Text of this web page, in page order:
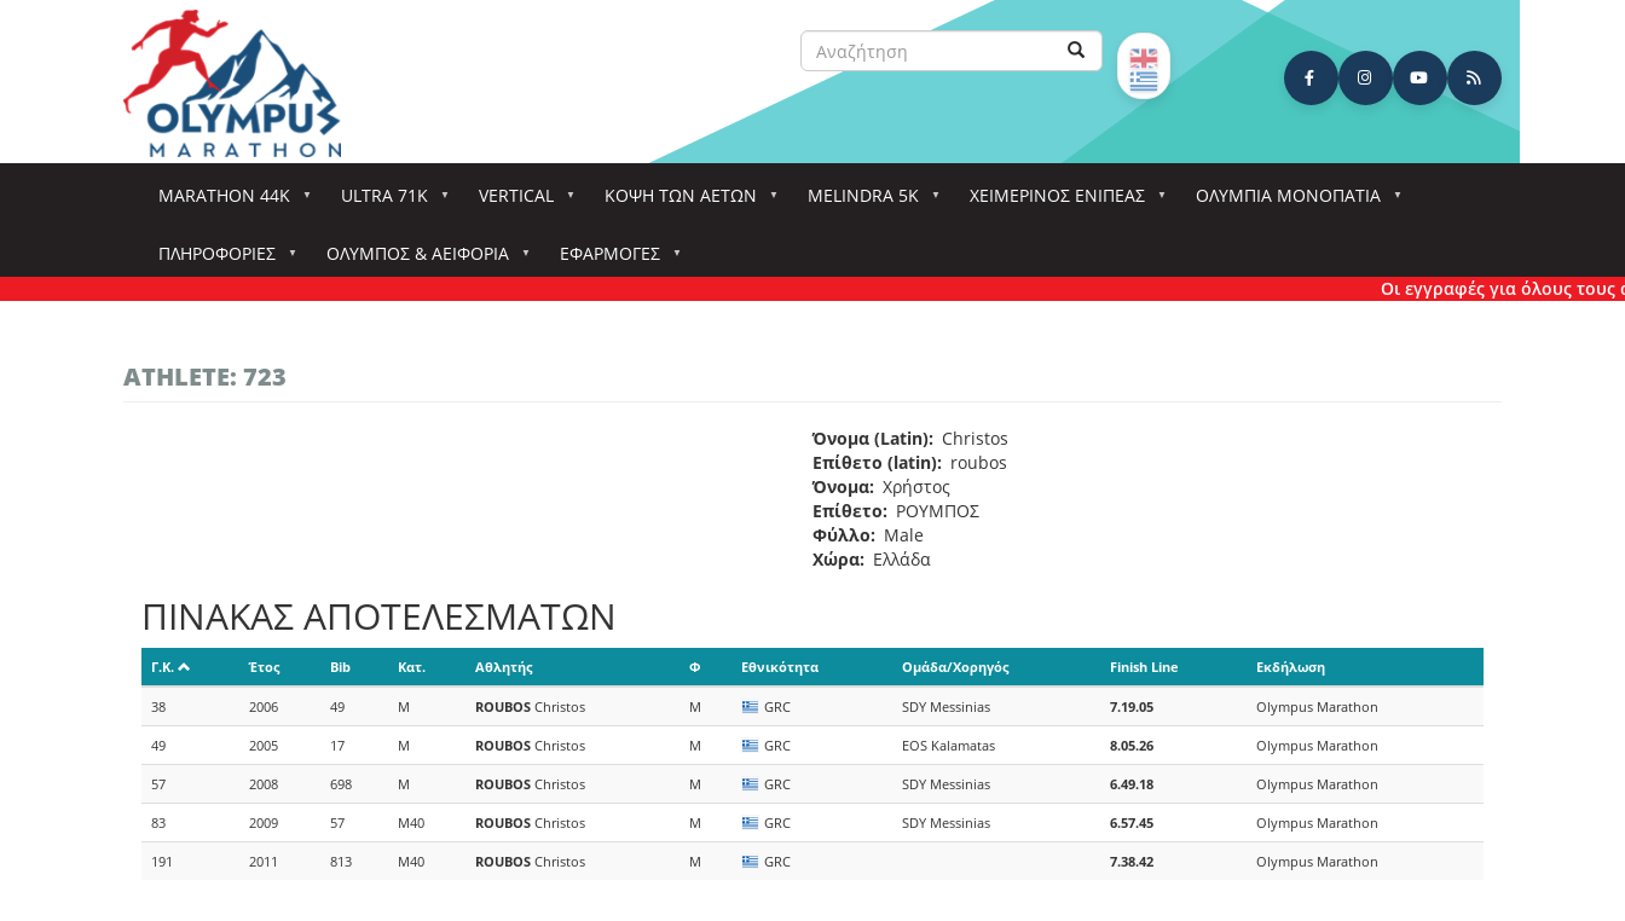
Search
Αναζήτηση Αναζήτηση
MARATHON 44K ULTRA 71K VERTICAL ΚΌΨΗ ΤΩΝ ΑΕΤΏΝ MELINDRA 5K ΧΕΙΜΕΡΙΝΟΣ ΕΝΙΠΕΑΣ ΟΛΎΜΠΙΑ ΜΟΝΟΠΆΤΙΑ
ΠΛΗΡΟΦΟΡΊΕΣ ΌΛΥΜΠΟΣ & ΑΕΙΦΟΡΊΑ
ΕΦΑΡΜΟΓΈΣ
Οι εγγραφές για όλους τους
ATHLETE: 723
Όνομα (Latin)
Christos
Επίθετο (latin)
roubos
Όνομα Χρήστος
Επίθετο
ΡΟΥΜΠΟΣ
Φύλλο
Male
Χώρα
Ελλάδα
ΠΙΝΑΚΑΣ ΑΠΟΤΕΛΕΣΜΑΤΩΝ
Γ.Κ. Έτος Bib Κατ. Αθλητής Φ Εθνικότητα Ομάδα/Χορηγός Finish Line Εκδήλωση
38 2006 49 M ROUBOS Christos M GRC SDY Messinias 7.19.05 Olympus Marathon
49 2005 17 M ROUBOS Christos M GRC EOS Kalamatas 8.05.26 Olympus Marathon
57 2008 698 M ROUBOS Christos M GRC SDY Messinias 6.49.18 Olympus Marathon
83 2009 57 M40 ROUBOS Christos M GRC SDY Messinias 6.57.45 Olympus Marathon
191 2011 813 M40 ROUBOS Christos M GRC 7.38.42 Olympus Marathon